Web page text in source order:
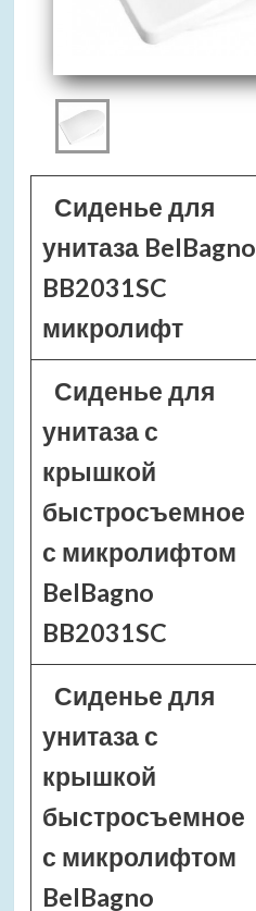
Сиденье для
унитаза BelBagno
BB2031SC
микролифт
Сиденье для
унитаза с
крышкой
быстросъемное
с микролифтом
BelBagno
BB2031SC
Сиденье для
унитаза с
крышкой
быстросъемное
с микролифтом
BelBagno